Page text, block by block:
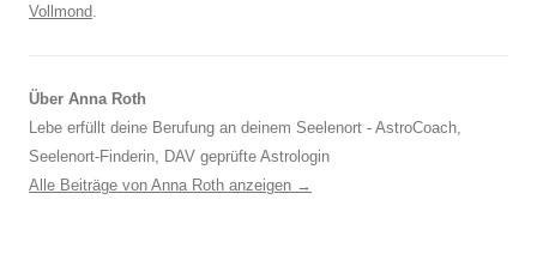
Vollmond.
Über Anna Roth
Lebe erfüllt deine Berufung an deinem Seelenort - AstroCoach,
Seelenort-Finderin, DAV geprüfte Astrologin
Alle Beiträge von Anna Roth anzeigen →